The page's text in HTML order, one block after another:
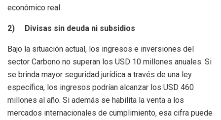
económico real.
2) Divisas sin deuda ni subsidios
Bajo la situación actual, los ingresos e inversiones del
sector Carbono no superan los USD 10 millones anuales. Si
se brinda mayor seguridad jurídica a través de una ley
específica, los ingresos podrían alcanzar los USD 460
millones al año. Si además se habilita la venta a los
mercados internacionales de cumplimiento, esa cifra puede